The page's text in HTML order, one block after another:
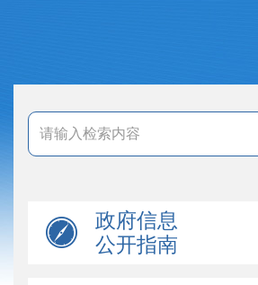
政府信息
公开指南